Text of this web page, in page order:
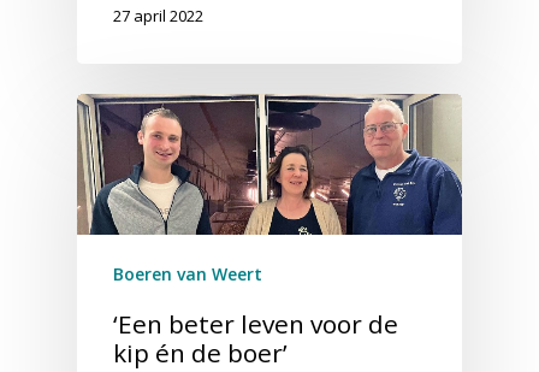
27 april 2022
Boeren van Weert
‘Een beter leven voor de
kip én de boer’